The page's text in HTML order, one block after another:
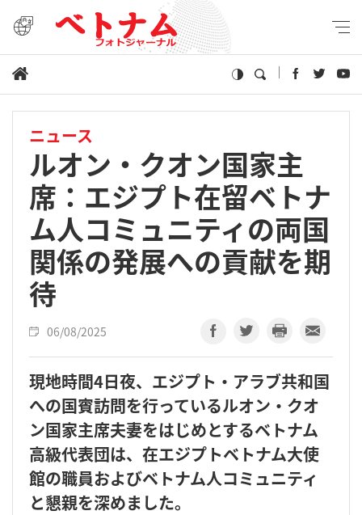
ニュース
ルオン・クオン国家主
席：エジプト在留ベトナ
ム人コミュニティの両国
関係の発展への貢献を期
待
06/08/2025
現地時間4日夜、エジプト・アラブ共和国
への国賓訪問を行っているルオン・クオ
ン国家主席夫妻をはじめとするベトナム
高級代表団は、在エジプトベトナム大使
館の職員およびベトナム人コミュニティ
と懇親を深めました。